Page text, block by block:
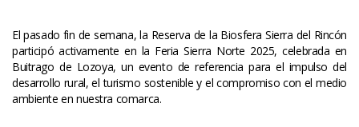
El pasado fin de semana, la Reserva de la Biosfera Sierra del Rincón
participó activamente en la Feria Sierra Norte 2025, celebrada en
Buitrago de Lozoya, un evento de referencia para el impulso del
desarrollo rural, el turismo sostenible y el compromiso con el medio
ambiente en nuestra comarca.